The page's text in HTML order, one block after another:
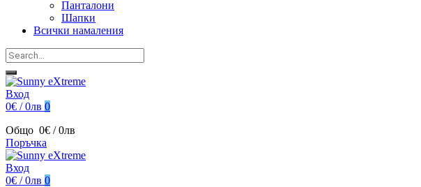
Панталони
Шапки
Всички намаления
Вход
0€ / 0лв 0
Общо 0€ / 0лв
Поръчка
Вход
0€ / 0лв 0